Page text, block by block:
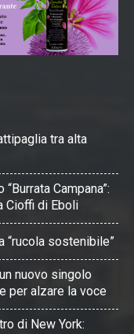
tra alta
Campana”:
Cioffi di Eboli
“rucola sostenibile”
nuovo singolo
per alzare la voce
di New York: